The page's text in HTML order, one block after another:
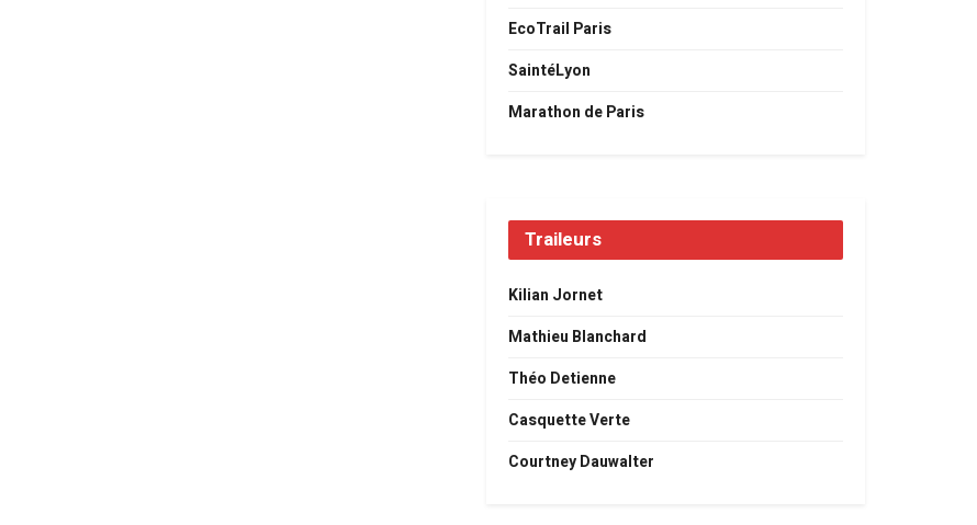
EcoTrail Paris
SaintéLyon
Marathon de Paris
Traileurs
Kilian Jornet
Mathieu Blanchard
Théo Detienne
Casquette Verte
Courtney Dauwalter